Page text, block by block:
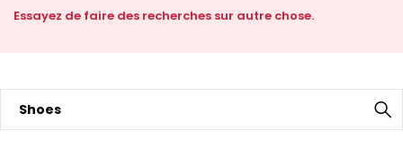
Essayez de faire des recherches sur autre chose.